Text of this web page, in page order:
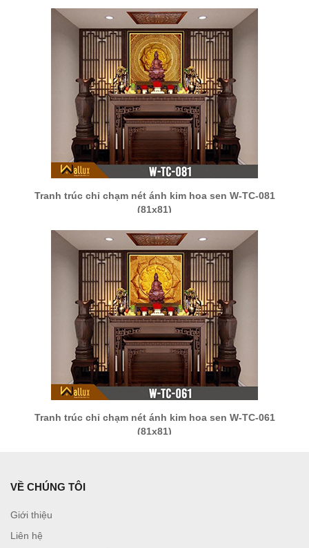
Tranh trúc chỉ chạm nét ánh kim hoa sen W-TC-081
(81x81)
Tranh trúc chỉ chạm nét ánh kim hoa sen W-TC-061
(81x81)
VỀ CHÚNG TÔI
Giới thiệu
Liên hệ